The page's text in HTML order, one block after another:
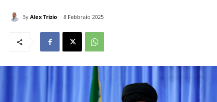
By Alex Trizio 8 Febbraio 2025